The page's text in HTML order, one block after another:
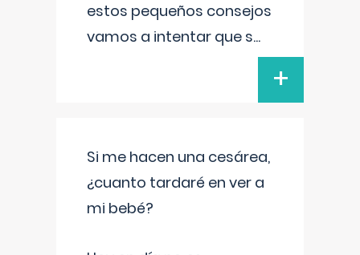
estos pequeños consejos
vamos a intentar que s...
+
Si me hacen una cesárea,
¿cuanto tardaré en ver a
mi bebé?